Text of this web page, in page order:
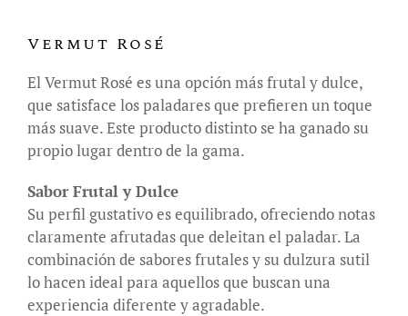
Vermut Rosé
El Vermut Rosé es una opción más frutal y dulce,
que satisface los paladares que prefieren un toque
más suave. Este producto distinto se ha ganado su
propio lugar dentro de la gama.
Sabor Frutal y Dulce
Su perfil gustativo es equilibrado, ofreciendo notas
claramente afrutadas que deleitan el paladar. La
combinación de sabores frutales y su dulzura sutil
lo hacen ideal para aquellos que buscan una
experiencia diferente y agradable.